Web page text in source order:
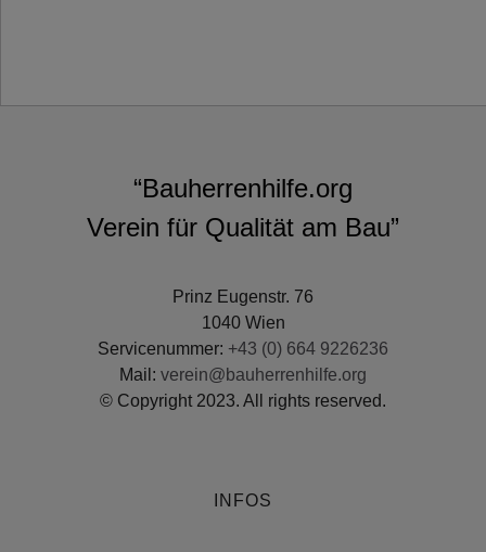
“Bauherrenhilfe.org
Verein für Qualität am Bau”
Prinz Eugenstr. 76
1040 Wien
Servicenummer: +43 (0) 664 9226236
Mail: verein@bauherrenhilfe.org
© Copyright 2023. All rights reserved.
INFOS